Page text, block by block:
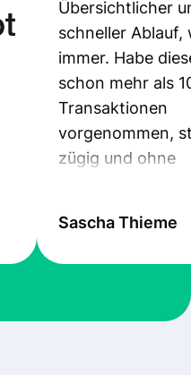
Übersichtlicher
schneller Ablauf,
immer. Habe
schon mehr als
Transaktionen
vorgenommen,
zügig und ohne
Sascha Thieme